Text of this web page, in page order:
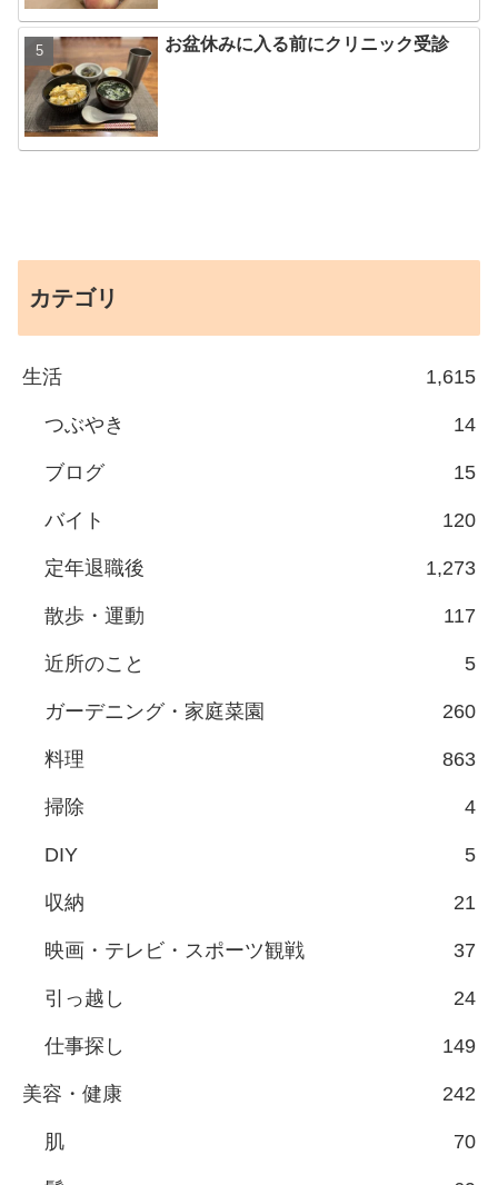
お盆休みに入る前にクリニック受診
カテゴリ
生活 1,615
つぶやき 14
ブログ 15
バイト 120
定年退職後 1,273
散歩・運動 117
近所のこと 5
ガーデニング・家庭菜園 260
料理 863
掃除 4
DIY 5
収納 21
映画・テレビ・スポーツ観戦 37
引っ越し 24
仕事探し 149
美容・健康 242
肌 70